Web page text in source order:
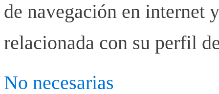
de navegación en internet
relacionada con su perfil
No necesarias